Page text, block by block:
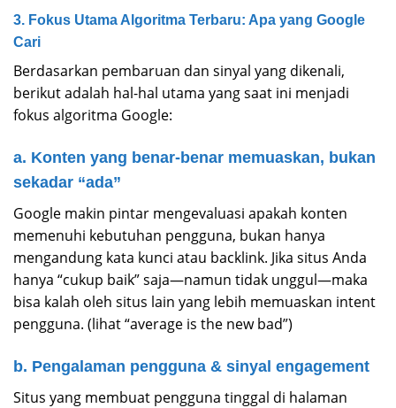
3. Fokus Utama Algoritma Terbaru: Apa yang Google
Cari
Berdasarkan pembaruan dan sinyal yang dikenali,
berikut adalah hal-hal utama yang saat ini menjadi
fokus algoritma Google:
a. Konten yang benar-benar memuaskan, bukan
sekadar “ada”
Google makin pintar mengevaluasi apakah konten
memenuhi kebutuhan pengguna, bukan hanya
mengandung kata kunci atau backlink. Jika situs Anda
hanya “cukup baik” saja—namun tidak unggul—maka
bisa kalah oleh situs lain yang lebih memuaskan intent
pengguna. (lihat “average is the new bad”)
b. Pengalaman pengguna & sinyal engagement
Situs yang membuat pengguna tinggal di halaman